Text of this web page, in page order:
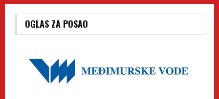
OGLAS ZA POSAO